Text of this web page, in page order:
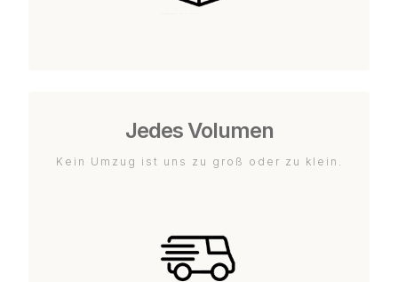
Jedes Volumen
Kein Umzug ist uns zu groß oder zu klein.